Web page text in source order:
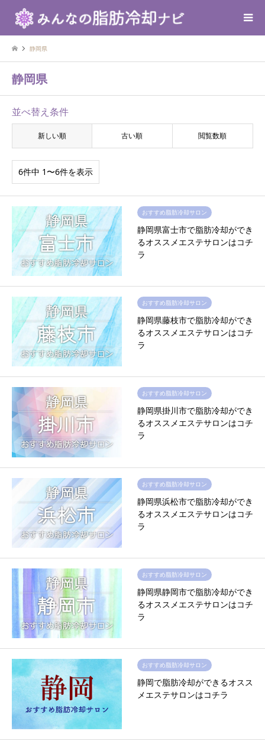
静岡県
静岡県
並べ替え条件
新しい順 古い順 閲覧数順
6件中 1〜6件を表示
おすすめ脂肪冷却サロン
静岡県富士市で脂肪冷却ができ
るオススメエステサロンはコチ
ラ
おすすめ脂肪冷却サロン
静岡県藤枝市で脂肪冷却ができ
るオススメエステサロンはコチ
ラ
おすすめ脂肪冷却サロン
静岡県掛川市で脂肪冷却ができ
るオススメエステサロンはコチ
ラ
おすすめ脂肪冷却サロン
静岡県浜松市で脂肪冷却ができ
るオススメエステサロンはコチ
ラ
おすすめ脂肪冷却サロン
静岡県静岡市で脂肪冷却ができ
るオススメエステサロンはコチ
ラ
おすすめ脂肪冷却サロン
静岡で脂肪冷却ができるオスス
メエステサロンはコチラ